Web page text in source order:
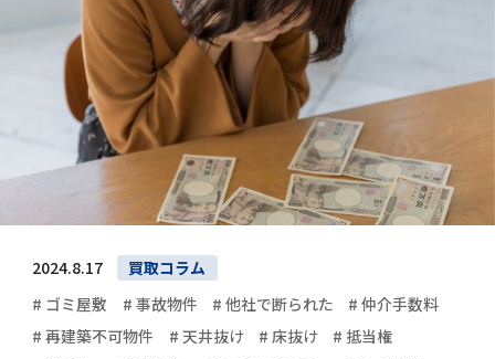
2024.8.17
買取コラム
# ゴミ屋敷
# 事故物件 # 他社で断られた
# 仲介手数料
# 再建築不可物件
# 天井抜け # 床抜け
# 抵当権